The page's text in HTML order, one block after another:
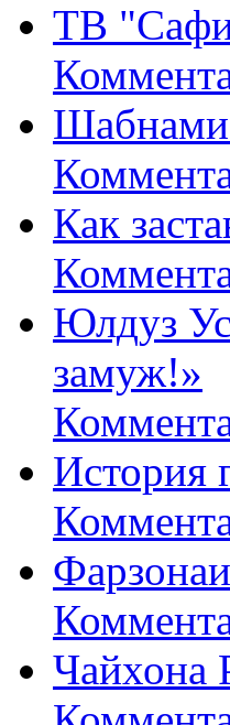
ТВ
Как
Юлдуз
замуж!»
История
Чайхона